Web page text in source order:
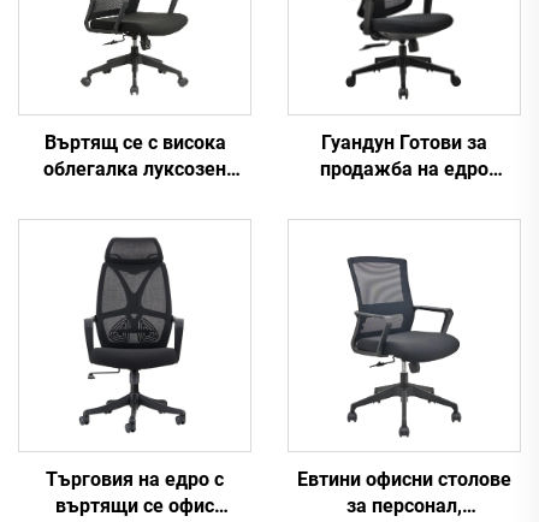
Въртящ се с висока
облегалка луксозен
Boss Mesh Staff Task
Ергономично
компютърно бюро
Мрежест офис стол
Гуандун Готови за
продажба на едро
регулируеми офисни
мрежа Удобни столове
за компютърни бюра за
офис
Търговия на едро с
въртящи се офис
Евтини офисни столове
за персонал,